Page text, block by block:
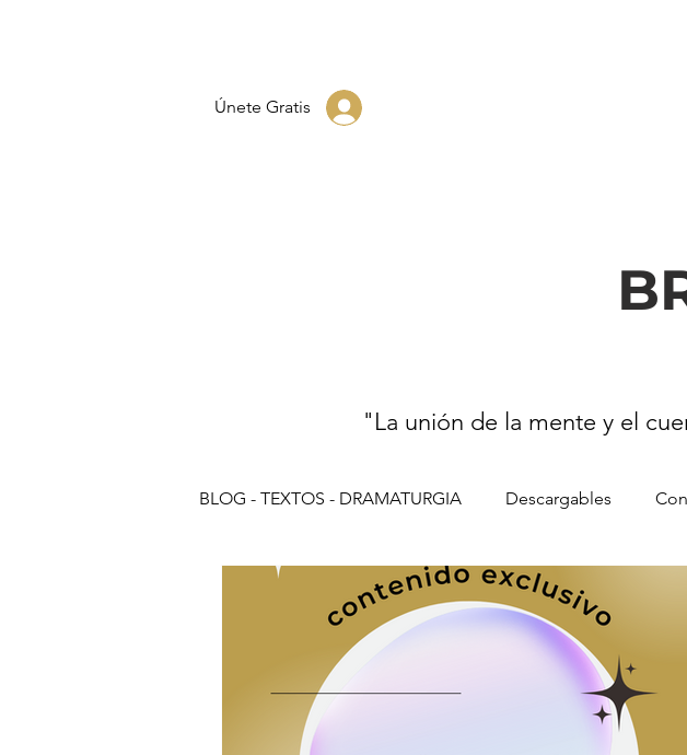
Únete Gratis
"La unión de la mente y el
BLOG - TEXTOS - DRAMATURGIA Descargables